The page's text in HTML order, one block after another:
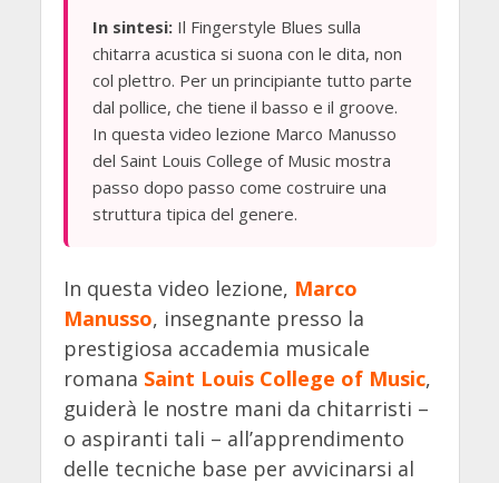
In sintesi:Il Fingerstyle Blues sulla
chitarra acustica si suona con le dita, non
col plettro. Per un principiante tutto parte
dal pollice, che tiene il basso e il groove.
In questa video lezione Marco Manusso
del Saint Louis College of Music mostra
passo dopo passo come costruire una
struttura tipica del genere.
In questa video lezione, Marco
Manusso, insegnante presso la
prestigiosa accademia musicale
romana Saint Louis College of Music,
guiderà le nostre mani da chitarristi –
o aspiranti tali – all’apprendimento
delle tecniche base per avvicinarsi al